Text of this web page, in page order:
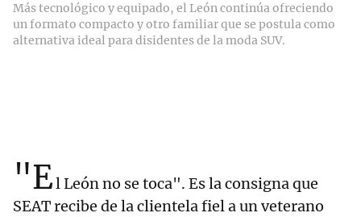
Más tecnológico y equipado, el León continúa ofreciendo
un formato compacto y otro familiar que se postula como
alternativa ideal para disidentes de la moda SUV.
"El León no se toca". Es la consigna que
SEAT recibe de la clientela fiel a un veterano